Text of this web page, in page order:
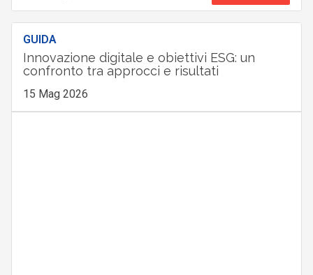
GUIDA
Innovazione digitale e obiettivi ESG: un
confronto tra approcci e risultati
15 Mag 2026